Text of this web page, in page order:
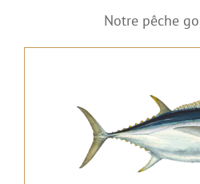
Notre pêche